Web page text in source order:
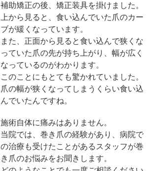
補助矯正の後、矯正装具を掛けました。
上から見ると、食い込んでいた爪のカー
ブが緩くなっています。
また、正面から見ると食い込んで狭くな
っていた爪の先が持ち上がり、幅が広く
なっているのがわかります。
このことにもとても驚かれていました。
爪の幅が狭くなってしまうくらい食い込
んでいたんですね。
施術自体に痛みはありません。
当院では、巻き爪の経験があり、病院で
の治療も受けたことがあるスタッフが巻
き爪のお悩みをお聞きします。